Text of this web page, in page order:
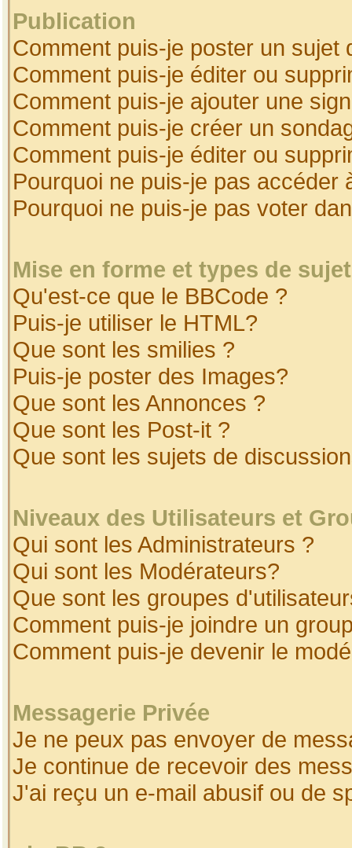
Publication
Comment puis-je poster un sujet
Comment puis-je éditer ou
Comment puis-je ajouter une
Comment puis-je créer un
Comment puis-je éditer ou
Pourquoi ne puis-je pas accéder
Pourquoi ne puis-je pas voter
Mise en forme et types de
Qu'est-ce que le BBCode ?
Puis-je utiliser le HTML?
Que sont les smilies ?
Puis-je poster des Images?
Que sont les Annonces ?
Que sont les Post-it ?
Que sont les sujets de
Niveaux des Utilisateurs et
Qui sont les Administrateurs ?
Qui sont les Modérateurs?
Que sont les groupes
Comment puis-je joindre un
Comment puis-je devenir le
Messagerie Privée
Je ne peux pas envoyer de
Je continue de recevoir des
J'ai reçu un e-mail abusif ou de